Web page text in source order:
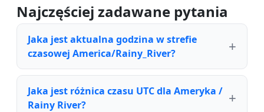
Najczęściej zadawane pytania
Jaka jest aktualna godzina w strefie
czasowej America/Rainy_River?
Jaka jest różnica czasu UTC dla Ameryka /
Rainy River?